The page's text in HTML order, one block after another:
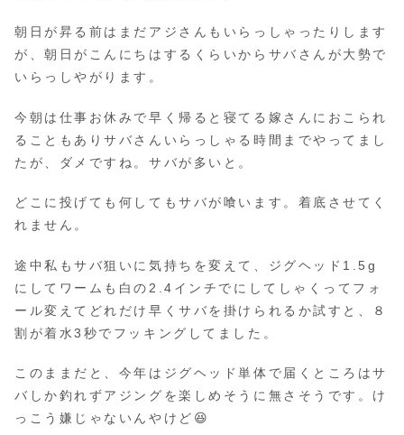
朝日が昇る前はまだアジさんもいらっしゃったりします
が、朝日がこんにちはするくらいからサバさんが大勢で
いらっしやがります。
今朝は仕事お休みで早く帰ると寝てる嫁さんにおこられ
ることもありサバさんいらっしゃる時間までやってまし
たが、ダメですね。サバが多いと。
どこに投げても何してもサバが喰います。着底させてく
れません。
途中私もサバ狙いに気持ちを変えて、ジグヘッド1.5g
にしてワームも白の2.4インチでにしてしゃくってフォ
ール変えてどれだけ早くサバを掛けられるか試すと、８
割が着水3秒でフッキングしてました。
このままだと、今年はジグヘッド単体で届くところはサ
バしか釣れずアジングを楽しめそうに無さそうです。け
っこう嫌じゃないんやけど😆